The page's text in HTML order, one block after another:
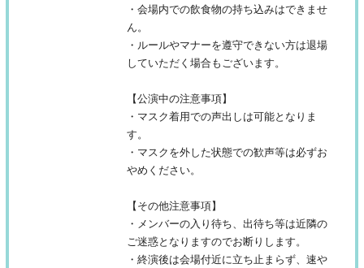
・会場内での飲食物の持ち込みはできませ
ん。
・ルールやマナーを遵守できない方は退場
していただく場合もございます。
【公演中の注意事項】
・マスク着用での声出しは可能となりま
す。
・マスクを外した状態での歓声等は必ずお
やめください。
【その他注意事項】
・メンバーの入り待ち、出待ち等は近隣の
ご迷惑となりますのでお断りします。
・終演後は会場付近に立ち止まらず、速や